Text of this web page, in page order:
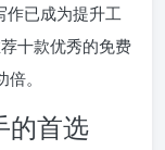
作已成为提升工
十款优秀的免费
。
的首选